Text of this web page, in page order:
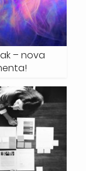
– nova